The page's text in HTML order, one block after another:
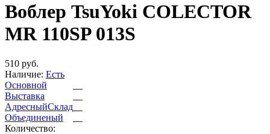
Воблер TsuYoki COLECTOR
MR 110SP 013S
510 руб.
Наличие: Есть
Основной
Выставка
АдресныйСклад
Объединеный
Количество: